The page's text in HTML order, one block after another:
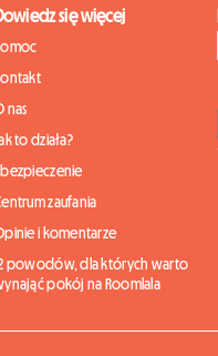
się więcej
nas
to działa?
zaufania
i komentarze
powodów, dla których warto
pokój na Roomlala